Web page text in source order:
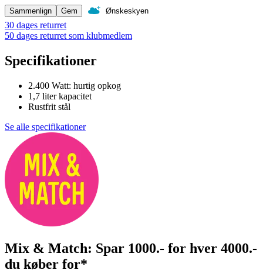
Sammenlign Gem Ønskeskyen
30 dages returret
50 dages returret som klubmedlem
Specifikationer
2.400 Watt: hurtig opkog
1,7 liter kapacitet
Rustfrit stål
Se alle specifikationer
Mix & Match: Spar 1000.- for hver 4000.-
du køber for*